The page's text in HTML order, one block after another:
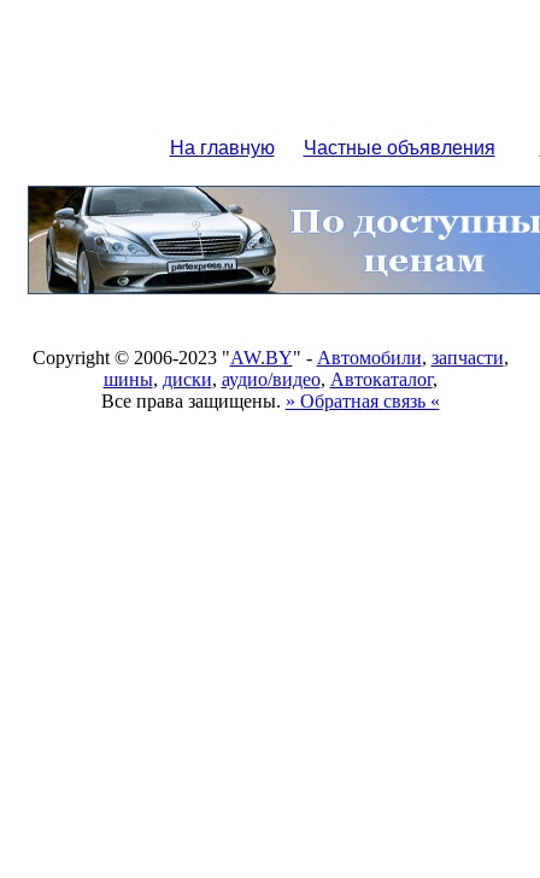
На главную Частные объявления
Copyright © 2006-2023 "AW.BY" - Автомобили, запчасти,
шины, диски, аудио/видео, Автокаталог,
Все права защищены. » Обратная связь «